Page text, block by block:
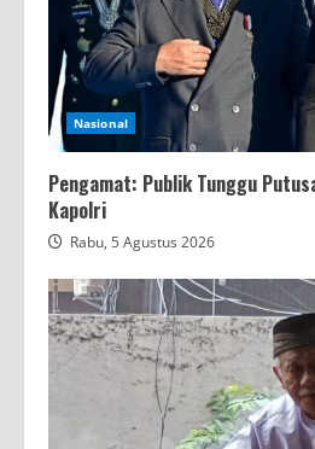
Nasional
Pengamat: Publik Tunggu
Kapolri
Rabu, 5 Agustus 2026